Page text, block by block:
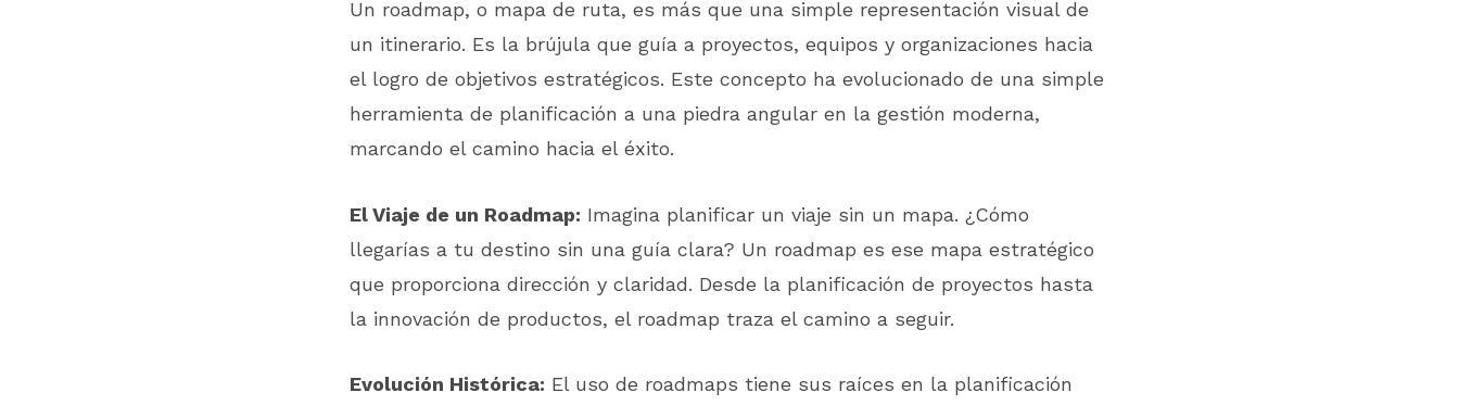
Un roadmap, o mapa de ruta, es más que una simple representación visual de
un itinerario. Es la brújula que guía a proyectos, equipos y organizaciones hacia
el logro de objetivos estratégicos. Este concepto ha evolucionado de una simple
herramienta de planificación a una piedra angular en la gestión moderna,
marcando el camino hacia el éxito.
El Viaje de un Roadmap: Imagina planificar un viaje sin un mapa. ¿Cómo
llegarías a tu destino sin una guía clara? Un roadmap es ese mapa estratégico
que proporciona dirección y claridad. Desde la planificación de proyectos hasta
la innovación de productos, el roadmap traza el camino a seguir.
Evolución Histórica: El uso de roadmaps tiene sus raíces en la planificación